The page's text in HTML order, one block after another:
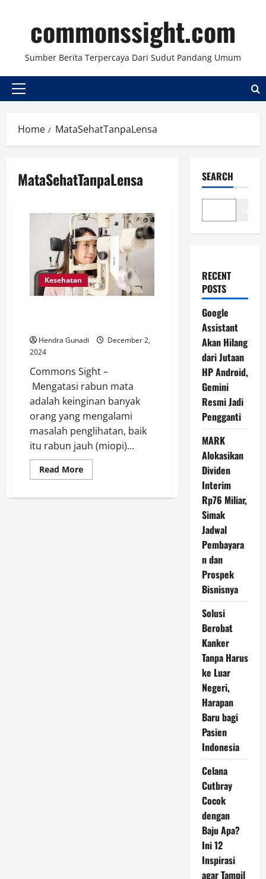
contentcommonssight.com
Sumber Berita Terpercaya Dari Sudut Pandang Umum
Primary
Home MataSehatTanpaLensa
MataSehatTanpaLensa
Kesehatan
Hendra Gunadi
December 2,
2024
Commons Sight –
Mengatasi rabun mata
adalah keinginan banyak
orang yang mengalami
masalah penglihatan, baik
itu rabun jauh (miopi)...
Read MoreRead
more
Alami
SEARCH
RECENT
POSTS
Google
Assistant
Akan Hilang
dari Jutaan
HP Android,
Gemini
Resmi Jadi
Pengganti
MARK
Alokasikan
Dividen
Interim
Rp76 Miliar,
Simak
Jadwal
Pembayara
n dan
Prospek
Bisnisnya
Solusi
Berobat
Kanker
Tanpa Harus
ke Luar
Negeri,
Harapan
Baru bagi
Pasien
Indonesia
Celana
Cutbray
Cocok
dengan
Baju Apa?
Ini 12
Inspirasi
agar Tampil